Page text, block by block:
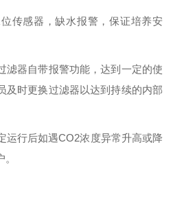
传感器，缺水报警，保证培养安
滤器自带报警功能，达到一定的使
及时更换过滤器以达到持续的内部
运行后如遇CO2浓度异常升高或降